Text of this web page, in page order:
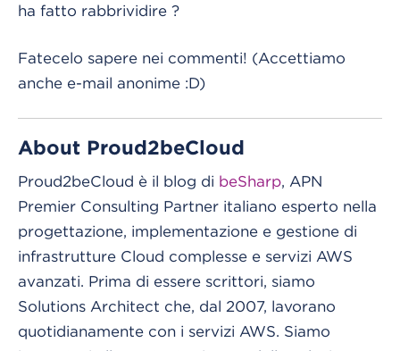
ha fatto rabbrividire ?
Fatecelo sapere nei commenti! (Accettiamo
anche e-mail anonime :D)
About Proud2beCloud
Proud2beCloud è il blog di beSharp, APN
Premier Consulting Partner italiano esperto nella
progettazione, implementazione e gestione di
infrastrutture Cloud complesse e servizi AWS
avanzati. Prima di essere scrittori, siamo
Solutions Architect che, dal 2007, lavorano
quotidianamente con i servizi AWS. Siamo